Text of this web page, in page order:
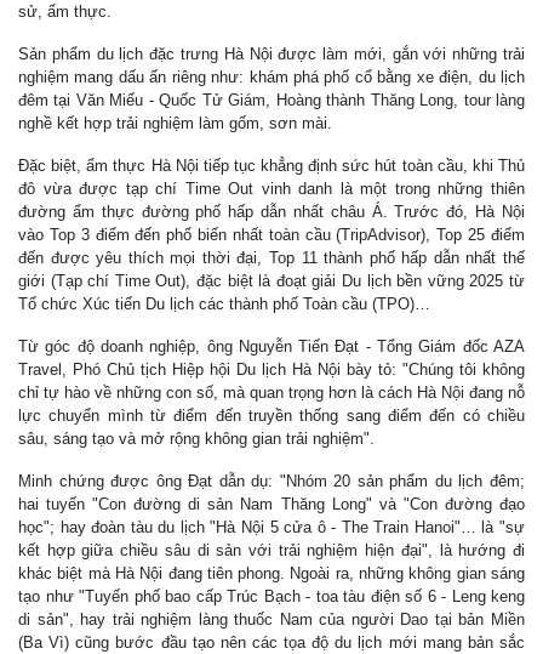
sử, ẩm thực.
Sản phẩm du lịch đặc trưng Hà Nội được làm mới, gắn với những trải
nghiệm mang dấu ấn riêng như: khám phá phố cổ bằng xe điện, du lịch
đêm tại Văn Miếu - Quốc Tử Giám, Hoàng thành Thăng Long, tour làng
nghề kết hợp trải nghiệm làm gốm, sơn mài.
Đặc biệt, ẩm thực Hà Nội tiếp tục khẳng định sức hút toàn cầu, khi Thủ
đô vừa được tạp chí Time Out vinh danh là một trong những thiên
đường ẩm thực đường phố hấp dẫn nhất châu Á. Trước đó, Hà Nội
vào Top 3 điểm đến phổ biến nhất toàn cầu (TripAdvisor), Top 25 điểm
đến được yêu thích mọi thời đại, Top 11 thành phố hấp dẫn nhất thế
giới (Tạp chí Time Out), đặc biệt là đoạt giải Du lịch bền vững 2025 từ
Tổ chức Xúc tiến Du lịch các thành phố Toàn cầu (TPO)…
Từ góc độ doanh nghiệp, ông Nguyễn Tiến Đạt - Tổng Giám đốc AZA
Travel, Phó Chủ tịch Hiệp hội Du lịch Hà Nội bày tỏ: "Chúng tôi không
chỉ tự hào về những con số, mà quan trọng hơn là cách Hà Nội đang nỗ
lực chuyển mình từ điểm đến truyền thống sang điểm đến có chiều
sâu, sáng tạo và mở rộng không gian trải nghiệm".
Minh chứng được ông Đạt dẫn dụ: "Nhóm 20 sản phẩm du lịch đêm;
hai tuyến "Con đường di sản Nam Thăng Long" và "Con đường đạo
học"; hay đoàn tàu du lịch "Hà Nội 5 cửa ô - The Train Hanoi"… là "sự
kết hợp giữa chiều sâu di sản với trải nghiệm hiện đại", là hướng đi
khác biệt mà Hà Nội đang tiên phong. Ngoài ra, những không gian sáng
tạo như "Tuyến phố bao cấp Trúc Bạch - toa tàu điện số 6 - Leng keng
di sản", hay trải nghiệm làng thuốc Nam của người Dao tại bản Miền
(Ba Vì) cũng bước đầu tạo nên các tọa độ du lịch mới mang bản sắc